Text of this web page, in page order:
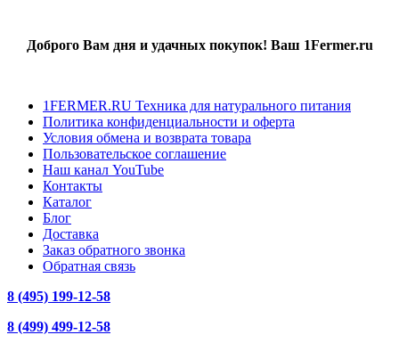
Доброго Вам дня и удачных покупок! Ваш 1Fermer.ru
1FERMER.RU Техника для натурального питания
Политика конфиденциальности и оферта
Условия обмена и возврата товара
Пользовательское соглашение
Наш канал YouTube
Контакты
Каталог
Блог
Доставка
Заказ обратного звонка
Обратная связь
8 (495) 199-12-58
8 (499) 499-12-58